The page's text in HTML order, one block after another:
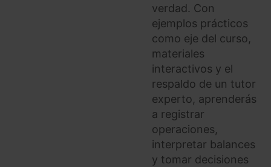
verdad. Con
ejemplos prácticos
como eje del curso,
materiales
interactivos y el
respaldo de un tutor
experto, aprenderás
a registrar
operaciones,
interpretar balances
y tomar decisiones